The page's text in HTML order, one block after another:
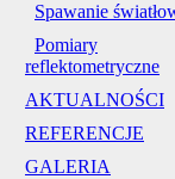
Spawanie
Pomiary
reflektometryczne
AKTUALNOŚCI
REFERENCJE
GALERIA